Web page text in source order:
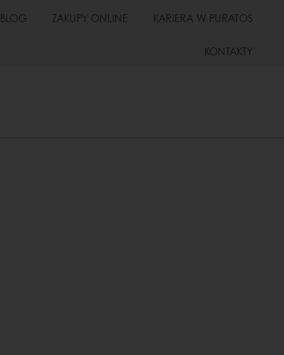
BLOG ZAKUPY ONLINE KARIERA W PURATOS
KONTAKTY